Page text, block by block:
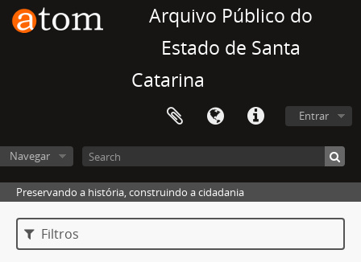
Arquivo Público do
Estado de Santa
Catarina
Entrar
Navegar
Preservando a história, construindo a cidadania
Filtros